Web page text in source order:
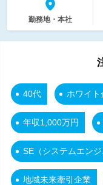
勤務地・本社
40代 ホワイト
年収1,000万円
SE（システムエンジ
地域未来牽引企業